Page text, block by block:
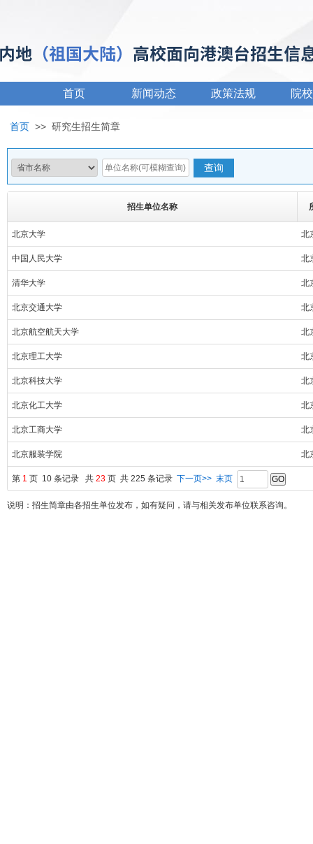
首页 新闻动态 政策法规 院
首页 >> 研究生招生简章
招生单位名称
北京大学 北
中国人民大学 北
清华大学 北
北京交通大学 北
北京航空航天大学 北
北京理工大学 北
北京科技大学 北
北京化工大学 北
北京工商大学 北
北京服装学院 北
第 1 页 10 条记录 共 23 页 共 225 条记录 下一页>> 末页
说明：招生简章由各招生单位发布，如有疑问，请与相关发布单位联系咨询。